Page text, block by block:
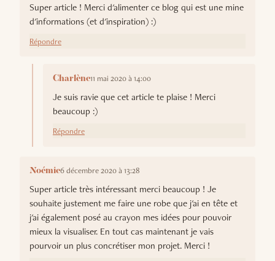
Super article ! Merci d'alimenter ce blog qui est une mine
d'informations (et d'inspiration) :)
Répondre
Charlène11 mai 2020 à 14:00
Je suis ravie que cet article te plaise ! Merci
beaucoup :)
Répondre
Noémie6 décembre 2020 à 13:28
Super article très intéressant merci beaucoup ! Je
souhaite justement me faire une robe que j'ai en tête et
j'ai également posé au crayon mes idées pour pouvoir
mieux la visualiser. En tout cas maintenant je vais
pourvoir un plus concrétiser mon projet. Merci !